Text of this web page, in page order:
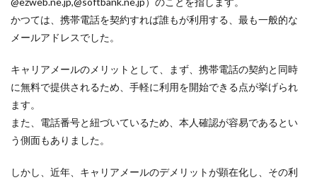
かつては、携帯電話を契約すれば誰もが利用する、最も一般的な
メールアドレスでした。
キャリアメールのメリットとして、まず、携帯電話の契約と同時
に無料で提供されるため、手軽に利用を開始できる点が挙げられ
ます。
また、電話番号と紐づいているため、本人確認が容易であるとい
う側面もありました。
しかし、近年、キャリアメールのデメリットが顕在化し、その利